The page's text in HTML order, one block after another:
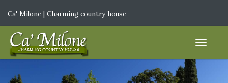
Ca' Milone | Charming country house